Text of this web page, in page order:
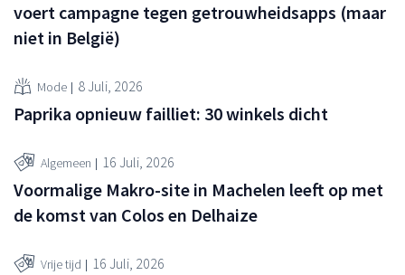
voert campagne tegen getrouwheidsapps (maar
niet in België)
Mode 8 Juli, 2026
Paprika opnieuw failliet: 30 winkels dicht
Algemeen 16 Juli, 2026
Voormalige Makro-site in Machelen leeft op met
de komst van Colos en Delhaize
Vrije tijd 16 Juli, 2026